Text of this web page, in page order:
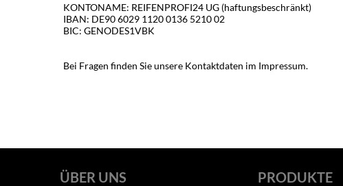
KONTONAME: REIFENPROFI24 UG (haftungsbeschränkt)
IBAN: DE90 6029 1120 0136 5210 02
BIC: GENODES1VBK
Bei Fragen finden Sie unsere Kontaktdaten im Impressum.
ÜBER UNS PRODUKTE